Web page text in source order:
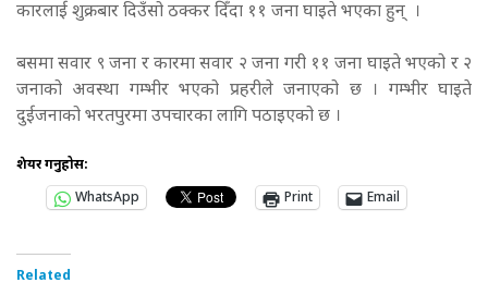
कारलाई शुक्रबार दिउँसो ठक्कर दिँदा ११ जना घाइते भएका हुन् ।
बसमा सवार ९ जना र कारमा सवार २ जना गरी ११ जना घाइते भएको र २
जनाको अवस्था गम्भीर भएको प्रहरीले जनाएको छ । गम्भीर घाइते
दुईजनाको भरतपुरमा उपचारका लागि पठाइएको छ ।
शेयर गर्नुहोस:
WhatsApp
Print Email
Related